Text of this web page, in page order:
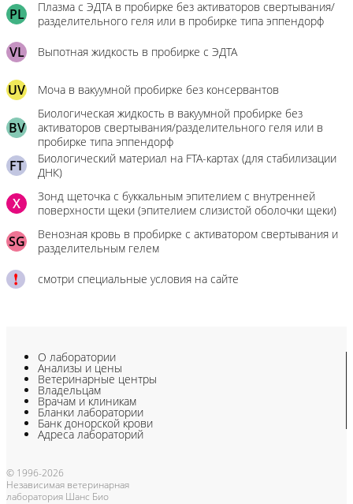
PL
Плазма с ЭДТА в пробирке без активаторов свертывания/
разделительного геля или в пробирке типа эппендорф
VL Выпотная жидкость в пробирке с ЭДТА
UV Моча в вакуумной пробирке без консервантов
BV
Биологическая жидкость в вакуумной пробирке без
активаторов свертывания/разделительного геля или в
пробирке типа эппендорф
FT
Биологический материал на FTA-картах (для стабилизации
ДНК)
X
Зонд щеточка с буккальным эпителием с внутренней
поверхности щеки (эпителием слизистой оболочки щеки)
SG
Венозная кровь в пробирке с активатором свертывания и
разделительным гелем
смотри специальные условия на сайте
О лаборатории
Анализы и цены
Ветеринарные центры
Владельцам
Врачам и клиникам
Бланки лаборатории
Банк донорской крови
Адреса лабораторий
© 1996-2026
Независимая ветеринарная
лаборатория Шанс Био